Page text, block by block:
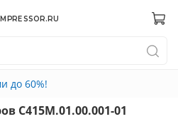
до 60%!
С415М.01.00.001-01